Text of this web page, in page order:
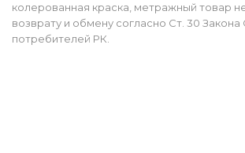
колерованная краска, метражный товар
возврату и обмену согласно Ст. 30
потребителей РК.